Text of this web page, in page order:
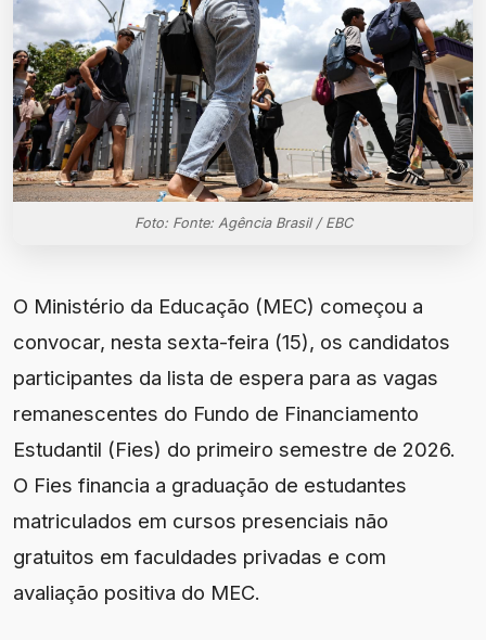
Foto: Fonte: Agência Brasil / EBC
O Ministério da Educação (MEC) começou a
convocar, nesta sexta-feira (15), os candidatos
participantes da lista de espera para as vagas
remanescentes do Fundo de Financiamento
Estudantil (Fies) do primeiro semestre de 2026.
O Fies financia a graduação de estudantes
matriculados em cursos presenciais não
gratuitos em faculdades privadas e com
avaliação positiva do MEC.